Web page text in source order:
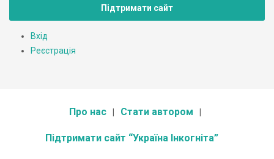
Підтримати сайт
Вхід
Реєстрація
Про нас Стати автором
Підтримати сайт “Україна Інкогніта”